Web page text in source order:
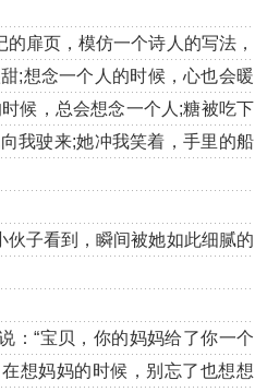
扉页，模仿一个诗人的写法，
;想念一个人的时候，心也会暖
候，总会想念一个人;糖被吃下
我驶来;她冲我笑着，手里的船
子看到，瞬间被她如此细腻的
“宝贝，你的妈妈给了你一个
想妈妈的时候，别忘了也想想